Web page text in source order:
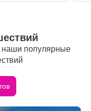
наши популярные